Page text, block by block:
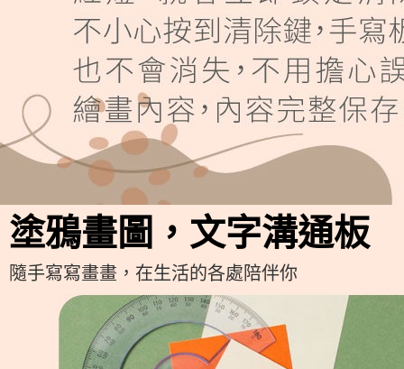
塗鴉畫圖，文字溝通板
隨手寫寫畫畫，在生活的各處陪伴你